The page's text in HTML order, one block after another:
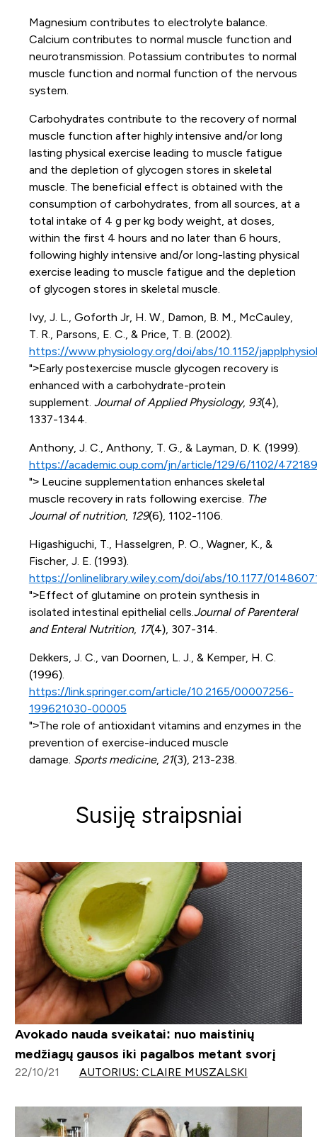
Magnesium contributes to electrolyte balance.
Calcium contributes to normal muscle function and
neurotransmission. Potassium contributes to normal
muscle function and normal function of the nervous
system.
Carbohydrates contribute to the recovery of normal
muscle function after highly intensive and/or long
lasting physical exercise leading to muscle fatigue
and the depletion of glycogen stores in skeletal
muscle. The beneficial effect is obtained with the
consumption of carbohydrates, from all sources, at a
total intake of 4 g per kg body weight, at doses,
within the first 4 hours and no later than 6 hours,
following highly intensive and/or long-lasting physical
exercise leading to muscle fatigue and the depletion
of glycogen stores in skeletal muscle.
Ivy, J. L., Goforth Jr, H. W., Damon, B. M., McCauley,
T. R., Parsons, E. C., & Price, T. B. (2002).
https://www.physiology.org/doi/abs/10.1152/
">Early postexercise muscle glycogen recovery is
enhanced with a carbohydrate-protein
supplement. Journal of Applied Physiology, 93(4),
1337-1344.
Anthony, J. C., Anthony, T. G., & Layman, D. K. (1999).
https://academic.oup.com/jn/article/129/6/1102/
"> Leucine supplementation enhances skeletal
muscle recovery in rats following exercise. The
Journal of nutrition, 129(6), 1102-1106.
Higashiguchi, T., Hasselgren, P. O., Wagner, K., &
Fischer, J. E. (1993).
https://onlinelibrary.wiley.com/doi/abs/10.1177/
">Effect of glutamine on protein synthesis in
isolated intestinal epithelial cells. Journal of Parenteral
and Enteral Nutrition, 17(4), 307-314.
Dekkers, J. C., van Doornen, L. J., & Kemper, H. C.
(1996).
https://link.springer.com/article/10.2165/00007256-
199621030-00005
">The role of antioxidant vitamins and enzymes in the
prevention of exercise-induced muscle
damage. Sports medicine, 21(3), 213-238.
Susiję straipsniai
Avokado nauda sveikatai: nuo maistinių
medžiagų gausos iki pagalbos metant svorį
22/10/21 AUTORIUS: CLAIRE MUSZALSKI